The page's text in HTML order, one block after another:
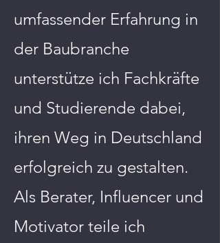
umfassender Erfahrung in
der Baubranche
unterstütze ich Fachkräfte
und Studierende dabei,
ihren Weg in Deutschland
erfolgreich zu gestalten.
Als Berater, Influencer und
Motivator teile ich